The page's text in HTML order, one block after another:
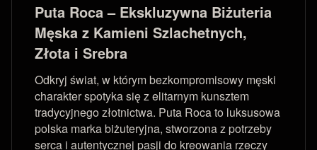
Puta Roca – Ekskluzywna Biżuteria
Męska z Kamieni Szlachetnych,
Złota i Srebra
Odkryj świat, w którym bezkompromisowy męski
charakter spotyka się z elitarnym kunsztem
tradycyjnego złotnictwa. Puta Roca to luksusowa
polska marka biżuteryjna, stworzona z potrzeby
serca i autentycznej pasji do kreowania rzeczy